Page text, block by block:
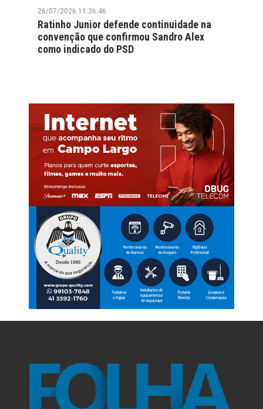
26/07/2026 11:36:46
Ratinho Junior defende continuidade na
convenção que confirmou Sandro Alex
como indicado do PSD